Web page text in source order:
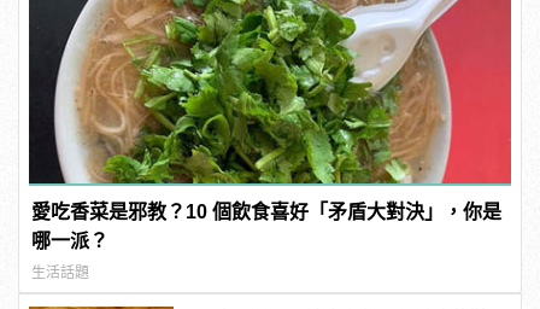
愛吃香菜是邪教？10 個飲食喜好「矛盾大對決」，你是
哪一派？
生活話題